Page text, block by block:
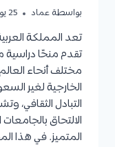
بواسطة عماد 25 يوليو، 2025
تعد المملكة
تقدم منحًا دراسية
مختلف أنحاء
الخارجية لغير
التبادل الثقافي،
الالتحاق
المتميز. في هذا